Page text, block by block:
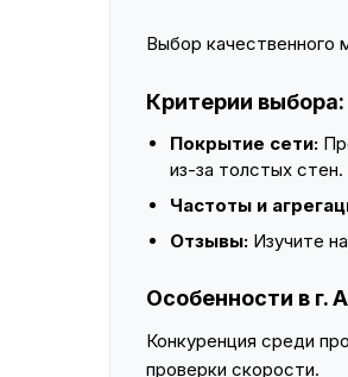
Выбор качественного
Критерии выбора:
Покрытие сети:
из-за толстых стен.
Частоты и
Отзывы: Изучите
Особенности в г.
Конкуренция среди
проверки скорости.